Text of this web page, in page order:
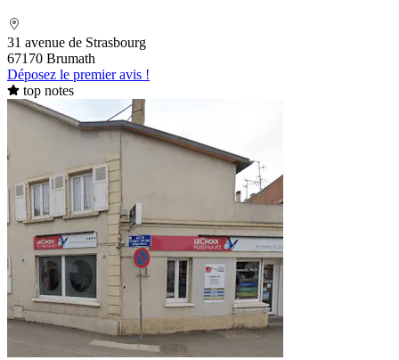
31 avenue de Strasbourg
67170 Brumath
Déposez le premier avis !
top notes